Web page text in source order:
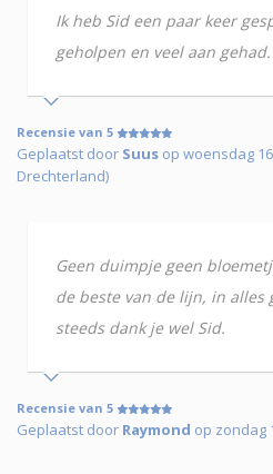
Ik heb Sid een paar keer
geholpen en veel aan
Recensie van 5
Geplaatst door Suus op woensdag
Drechterland)
Geen duimpje geen
de beste van de lijn, in alles
steeds dank je wel Sid.
Recensie van 5
Geplaatst door Raymond op zondag